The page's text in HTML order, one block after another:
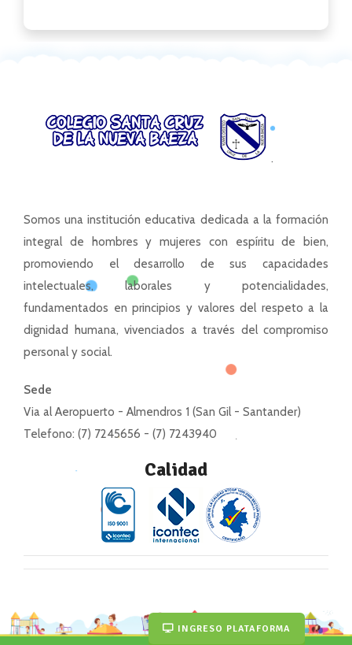
INGRESO PLATAFORMA
Somos una institución educativa dedicada a la formación
integral de hombres y mujeres con espíritu de bien,
promoviendo el desarrollo de sus capacidades
intelectuales, laborales y potencialidades,
fundamentados en principios y valores del respeto a la
dignidad humana, vivenciados a través del compromiso
personal y social.
Sede
Via al Aeropuerto - Almendros 1 (San Gil - Santander)
Telefono: (7) 7245656 - (7) 7243940
Calidad